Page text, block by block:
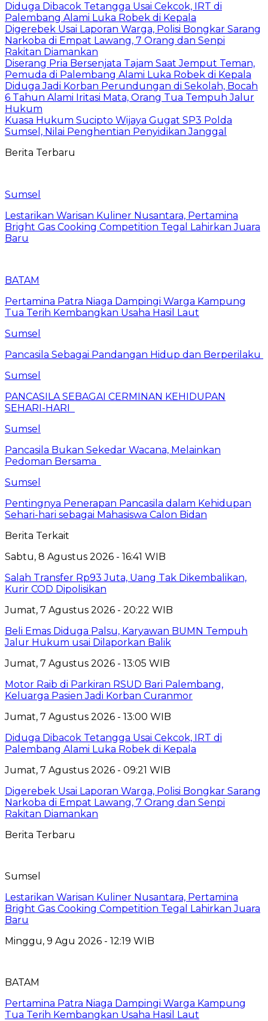
Diduga Dibacok Tetangga Usai Cekcok, IRT di
Palembang Alami Luka Robek di Kepala
Digerebek Usai Laporan Warga, Polisi Bongkar Sarang
Narkoba di Empat Lawang, 7 Orang dan Senpi
Rakitan Diamankan
Diserang Pria Bersenjata Tajam Saat Jemput Teman,
Pemuda di Palembang Alami Luka Robek di Kepala
Diduga Jadi Korban Perundungan di Sekolah, Bocah
6 Tahun Alami Iritasi Mata, Orang Tua Tempuh Jalur
Hukum
Kuasa Hukum Sucipto Wijaya Gugat SP3 Polda
Sumsel, Nilai Penghentian Penyidikan Janggal
Berita Terbaru
Sumsel
Lestarikan Warisan Kuliner Nusantara, Pertamina
Bright Gas Cooking Competition Tegal Lahirkan Juara
Baru
BATAM
Pertamina Patra Niaga Dampingi Warga Kampung
Tua Terih Kembangkan Usaha Hasil Laut
Sumsel
Pancasila Sebagai Pandangan Hidup dan Berperilaku
Sumsel
PANCASILA SEBAGAI CERMINAN KEHIDUPAN
SEHARI-HARI
Sumsel
Pancasila Bukan Sekedar Wacana, Melainkan
Pedoman Bersama
Sumsel
Pentingnya Penerapan Pancasila dalam Kehidupan
Sehari-hari sebagai Mahasiswa Calon Bidan
Berita Terkait
Sabtu, 8 Agustus 2026 - 16:41 WIB
Salah Transfer Rp93 Juta, Uang Tak Dikembalikan,
Kurir COD Dipolisikan
Jumat, 7 Agustus 2026 - 20:22 WIB
Beli Emas Diduga Palsu, Karyawan BUMN Tempuh
Jalur Hukum usai Dilaporkan Balik
Jumat, 7 Agustus 2026 - 13:05 WIB
Motor Raib di Parkiran RSUD Bari Palembang,
Keluarga Pasien Jadi Korban Curanmor
Jumat, 7 Agustus 2026 - 13:00 WIB
Diduga Dibacok Tetangga Usai Cekcok, IRT di
Palembang Alami Luka Robek di Kepala
Jumat, 7 Agustus 2026 - 09:21 WIB
Digerebek Usai Laporan Warga, Polisi Bongkar Sarang
Narkoba di Empat Lawang, 7 Orang dan Senpi
Rakitan Diamankan
Berita Terbaru
Sumsel
Lestarikan Warisan Kuliner Nusantara, Pertamina
Bright Gas Cooking Competition Tegal Lahirkan Juara
Baru
Minggu, 9 Agu 2026 - 12:19 WIB
BATAM
Pertamina Patra Niaga Dampingi Warga Kampung
Tua Terih Kembangkan Usaha Hasil Laut